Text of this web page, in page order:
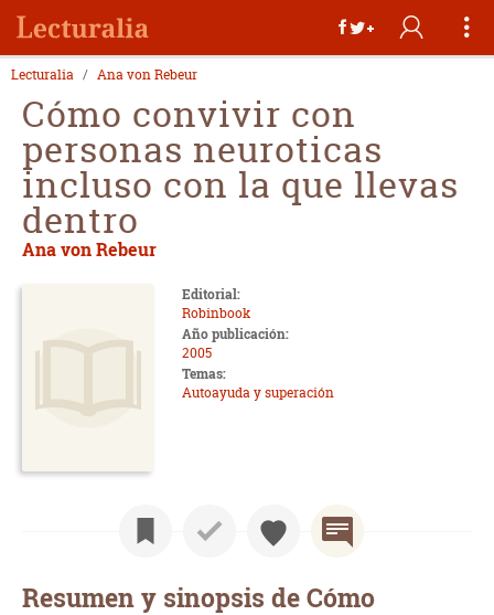
Lecturalia Ana von Rebeur
Cómo convivir con
personas neuroticas
incluso con la que llevas
dentro
Ana von Rebeur
Editorial:
Robinbook
Año publicación:
2005
Temas:
Autoayuda y superación
Resumen y sinopsis de Cómo